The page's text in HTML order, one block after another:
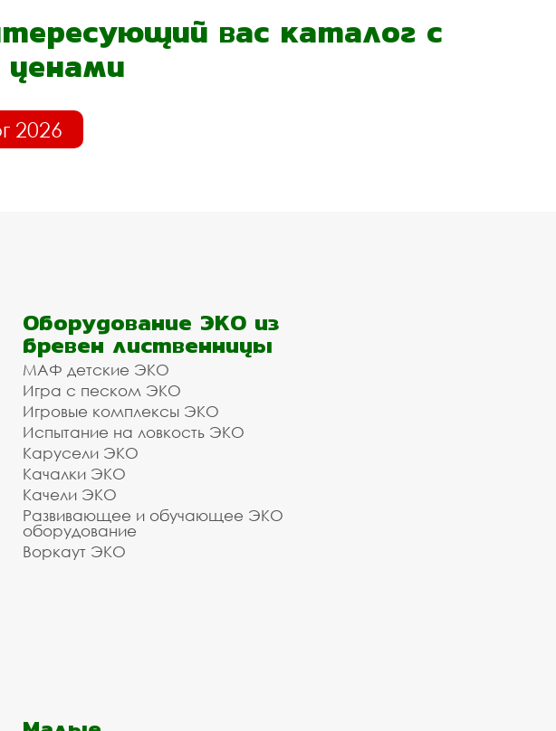
вас каталог с
2026
Оборудование ЭКО из
бревен лиственницы
МАФ детские ЭКО
Игра с песком ЭКО
Игровые комплексы ЭКО
Испытание на ловкость ЭКО
Карусели ЭКО
Качалки ЭКО
Качели ЭКО
Развивающее и обучающее ЭКО
оборудование
Воркаут ЭКО